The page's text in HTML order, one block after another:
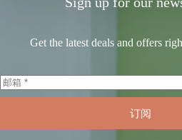
Get the latest deals and offers
订阅